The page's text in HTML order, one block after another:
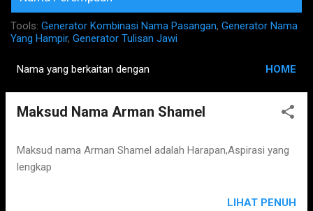
Tools: Generator Kombinasi Nama Pasangan, Generator Nama
Yang Hampir, Generator Tulisan Jawi
o
Nama yang berkaitan dengan HOME
Maksud Nama Arman Shamel
Maksud nama Arman Shamel adalah Harapan,Aspirasi yang
lengkap
LIHAT PENUH